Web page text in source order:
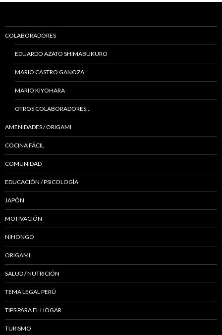
COLABORADORES
EDUARDO AZATO SHIMABUKURO
MARIO CASTRO GANOZA
MARIO KIYOHARA
OTROS COLABORADORES…
AMENIDADES / ORIGAMI
COCINA FÁCIL
COMUNIDAD
EDUCACIÓN / PSICOLOGÍA
JAPÓN
MOTIVACIÓN
NIHONGO
ORIGAMI
SALUD / NUTRICIÓN
TEMA LEGAL PERÚ
TIPS PARA EL HOGAR
TURISMO